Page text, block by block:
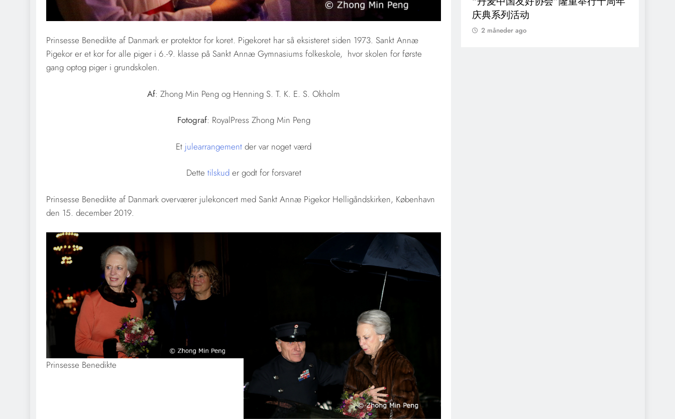
Prinsesse Benedikte af Danmark er protektor for koret. Pigekoret har så eksisteret siden 1973. Sankt Annæ
Pigekor er et kor for alle piger i 6.-9. klasse på Sankt Annæ Gymnasiums folkeskole, hvor skolen for første
gang optog piger i grundskolen.
Af: Zhong Min Peng og Henning S. T. K. E. S. Okholm
Fotograf: RoyalPress Zhong Min Peng
Et julearrangement der var noget værd
Dette tilskuder godt for forsvaret
Prinsesse Benedikte af Danmark overværer julekoncert med Sankt Annæ Pigekor Helligåndskirken, København
den 15. december 2019.
Prinsesse Benedikte
庆典系列活动
2 måneder ago